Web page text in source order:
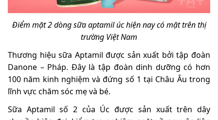
Điểm mặt 2 dòng sữa aptamil úc hiện nay có mặt trên thị
trường Việt Nam
Thương hiệu sữa Aptamil được sản xuất bởi tập đoàn
Danone – Pháp. Đây là tập đoàn dinh dưỡng có hơn
100 năm kinh nghiệm và đứng số 1 tại Châu Âu trong
lĩnh vực chăm sóc mẹ và bé.
Sữa Aptamil số 2 của Úc được sản xuất trên dây